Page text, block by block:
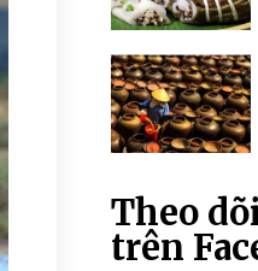
Theo
trên